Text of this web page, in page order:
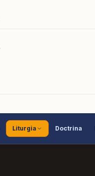
Liturgia Doctrina